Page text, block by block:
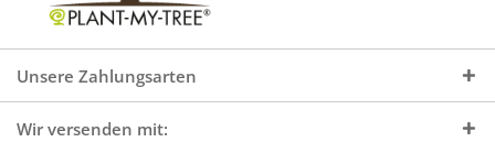
Unsere Zahlungsarten
Wir versenden mit: